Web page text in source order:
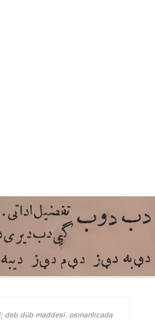
deb düb maddesi. osmanlıcada